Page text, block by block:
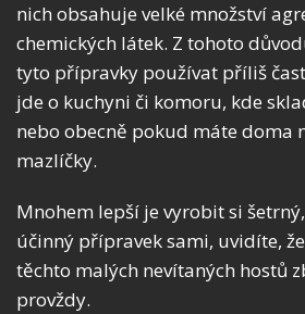
nich obsahuje velké množství
chemických látek. Z tohoto
tyto přípravky používat příliš
jde o kuchyni či komoru, kde
nebo obecně pokud máte doma
mazlíčky.
Mnohem lepší je vyrobit si
účinný přípravek sami, uvidíte,
těchto malých nevítaných hostů
provždy.